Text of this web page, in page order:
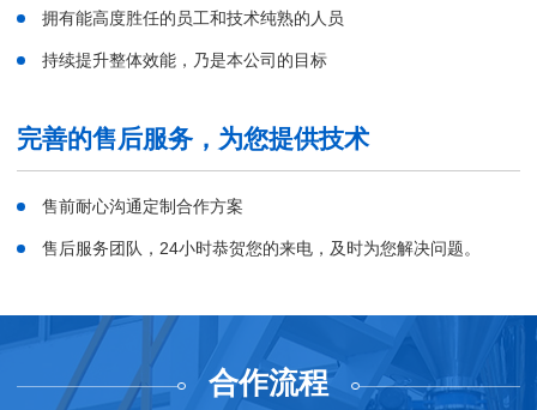
拥有能高度胜任的员工和技术纯熟的人员
持续提升整体效能，乃是本公司的目标
完善的售后服务，为您提供技术
售前耐心沟通定制合作方案
售后服务团队，24小时恭贺您的来电，及时为您解决问题。
合作流程